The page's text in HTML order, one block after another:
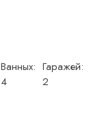
Ванных:
4
Гаражей:
2